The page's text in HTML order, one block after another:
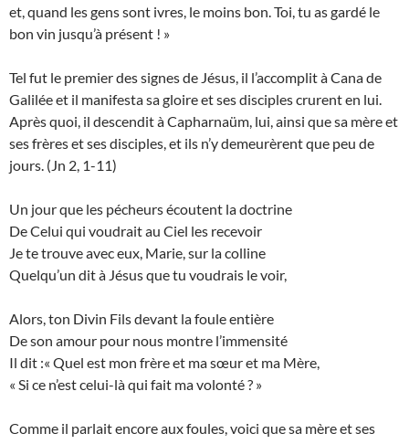
et, quand les gens sont ivres, le moins bon. Toi, tu as gardé le
bon vin jusqu’à présent ! »
Tel fut le premier des signes de Jésus, il l’accomplit à Cana de
Galilée et il manifesta sa gloire et ses disciples crurent en lui.
Après quoi, il descendit à Capharnaüm, lui, ainsi que sa mère et
ses frères et ses disciples, et ils n’y demeurèrent que peu de
jours. (Jn 2, 1-11)
Un jour que les pécheurs écoutent la doctrine
De Celui qui voudrait au Ciel les recevoir
Je te trouve avec eux, Marie, sur la colline
Quelqu’un dit à Jésus que tu voudrais le voir,
Alors, ton Divin Fils devant la foule entière
De son amour pour nous montre l’immensité
Il dit :« Quel est mon frère et ma sœur et ma Mère,
« Si ce n’est celui-là qui fait ma volonté ? »
Comme il parlait encore aux foules, voici que sa mère et ses